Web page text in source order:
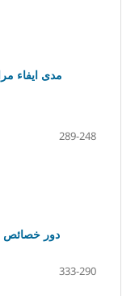
مدى ايفاء
289-248
دور خصائص
333-290